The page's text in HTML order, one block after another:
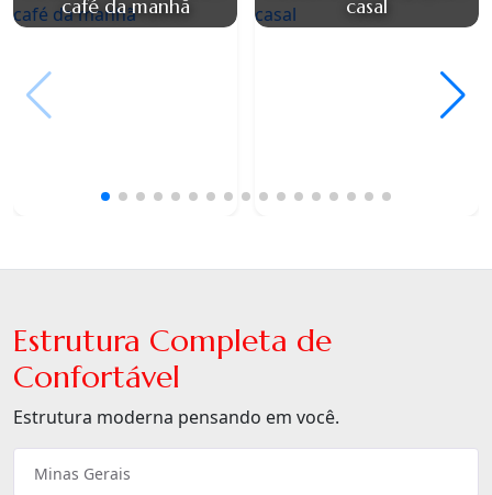
café da manhã
casal
Estrutura Completa de
Confortável
Estrutura moderna pensando em você.
Minas Gerais